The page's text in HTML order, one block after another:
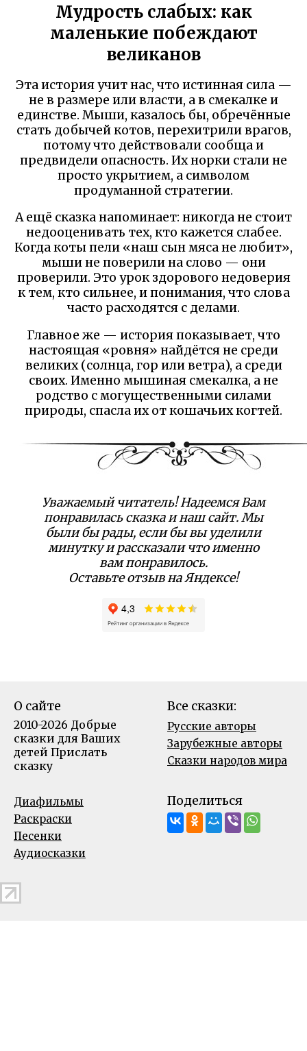
Мудрость слабых: как
маленькие побеждают
великанов
Эта история учит нас, что истинная сила —
не в размере или власти, а в смекалке и
единстве. Мыши, казалось бы, обречённые
стать добычей котов, перехитрили врагов,
потому что действовали сообща и
предвидели опасность. Их норки стали не
просто укрытием, а символом
продуманной стратегии.
А ещё сказка напоминает: никогда не стоит
недооценивать тех, кто кажется слабее.
Когда коты пели «наш сын мяса не любит»,
мыши не поверили на слово — они
проверили. Это урок здорового недоверия
к тем, кто сильнее, и понимания, что слова
часто расходятся с делами.
Главное же — история показывает, что
настоящая «ровня» найдётся не среди
великих (солнца, гор или ветра), а среди
своих. Именно мышиная смекалка, а не
родство с могущественными силами
природы, спасла их от кошачьих когтей.
Уважаемый читатель! Надеемся Вам
понравилась сказка и наш сайт. Мы
были бы рады, если бы вы уделили
минутку и рассказали что именно
вам понравилось.
Оставьте отзыв на Яндексе!
О сайте
2010-2026 Добрые
сказки для Ваших
детей Прислать
сказку
Все сказки:
Русские авторы
Зарубежные авторы
Сказки народов мира
Диафильмы
Раскраски
Песенки
Аудиосказки
Поделиться